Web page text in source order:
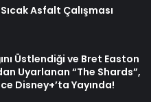
Asfalt Çalışması
Üstlendiği ve Bret Easton
Uyarlanan “The Shards”,
Disney+’ta Yayında!